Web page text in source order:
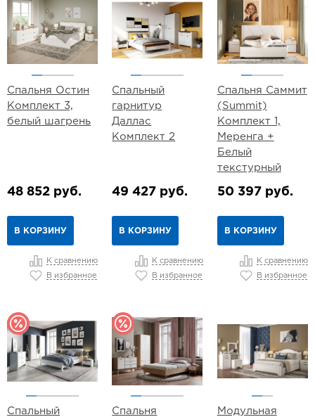
Спальня Остин
Комплект 3,
белый шагрень
48 852 руб.
В КОРЗИНУ
К сравнению
В избранное
Спальный
гарнитур
Даллас
Комплект 2
49 427 руб.
В КОРЗИНУ
К сравнению
В избранное
Спальня Саммит
(Summit)
Комплект 1,
Меренга +
Белый
текстурный
50 397 руб.
В КОРЗИНУ
К сравнению
В избранное
Спальный
Спальня
Модульная